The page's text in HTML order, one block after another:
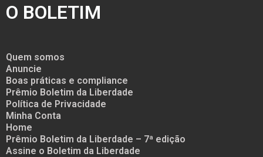
O BOLETIM
Quem somos
Anuncie
Boas práticas e compliance
Prêmio Boletim da Liberdade
Política de Privacidade
Minha Conta
Home
Prêmio Boletim da Liberdade – 7ª edição
Assine o Boletim da Liberdade